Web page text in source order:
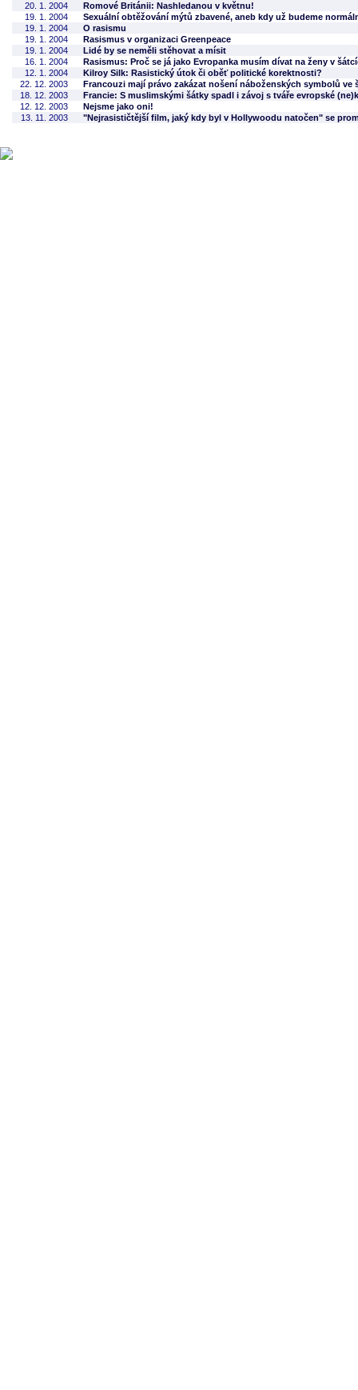
20. 1. 2004
Romové Británii: Nashledanou v květnu!
19. 1. 2004
Sexuální obtěžování mýtů zbavené, aneb kdy už budeme
19. 1. 2004
O rasismu
19. 1. 2004
Rasismus v organizaci Greenpeace
19. 1. 2004
Lidé by se neměli stěhovat a mísit
16. 1. 2004
Rasismus: Proč se já jako Evropanka musím dívat na ženy v
12. 1. 2004
Kilroy Silk: Rasistický útok či oběť politické korektnosti?
22. 12. 2003
Francouzi mají právo zakázat nošení náboženských symbolů ve
18. 12. 2003
Francie: S muslimskými šátky spadl i závoj s tváře evropské
12. 12. 2003
Nejsme jako oni!
13. 11. 2003
"Nejrasističtější film, jaký kdy byl v Hollywoodu natočen" se